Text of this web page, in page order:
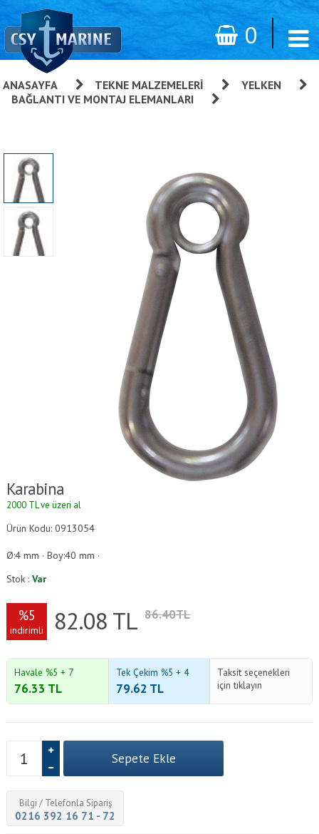
0
ANASAYFA TEKNE MALZEMELERI
YELKEN
BAĞLANTI VE MONTAJ ELEMANLARI
Karabina
2000 TL ve üzeri alışverişlerde kargo ücretsizdir.
Ürün Kodu: 0913054
Ø:4 mm · Boy:40 mm ·
Stok :Var
%5
indirimli 82.08 TL 86.40TL
Havale %5 + 7
76.33 TL
Tek Çekim %5 + 4
79.62 TL
Taksit seçenekleri
için tıklayın
Bilgi / Telefonla Sipariş
0216 392 16 71 - 72